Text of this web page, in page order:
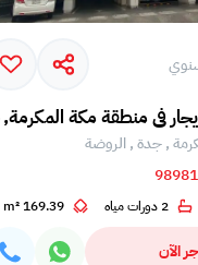
في منطقة مكة المكرمة,
, جدة , الروضة
2 دورات مياه 169.39 m²
الآن